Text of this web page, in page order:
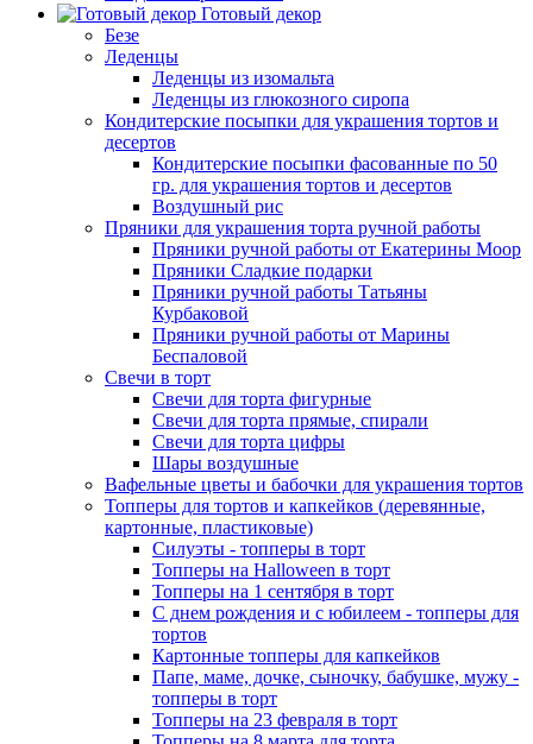
Готовый декор
Безе
Леденцы
Леденцы из изомальта
Леденцы из глюкозного сиропа
Кондитерские посыпки для украшения тортов и
десертов
Кондитерские посыпки фасованные по 50
гр. для украшения тортов и десертов
Воздушный рис
Пряники для украшения торта ручной работы
Пряники ручной работы от Екатерины Моор
Пряники Сладкие подарки
Пряники ручной работы Татьяны
Курбаковой
Пряники ручной работы от Марины
Беспаловой
Свечи в торт
Свечи для торта фигурные
Свечи для торта прямые, спирали
Свечи для торта цифры
Шары воздушные
Вафельные цветы и бабочки для украшения тортов
Топперы для тортов и капкейков (деревянные,
картонные, пластиковые)
Силуэты - топперы в торт
Топперы на Halloween в торт
Топперы на 1 сентября в торт
С днем рождения и с юбилеем - топперы для
тортов
Картонные топперы для капкейков
Папе, маме, дочке, сыночку, бабушке, мужу -
топперы в торт
Топперы на 23 февраля в торт